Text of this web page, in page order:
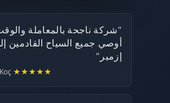
"شركة ناجحة بالمعاملة
أوصي جميع السياح القادمين
إزمير"
★★★★★